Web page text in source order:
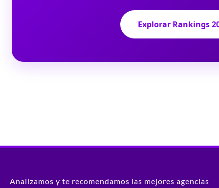
Explorar Rankings
Analizamos y te recomendamos las mejores agencias